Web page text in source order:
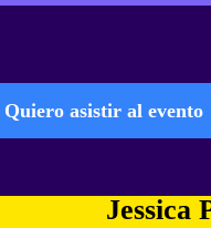
Quiero asistir al evento
Jessica